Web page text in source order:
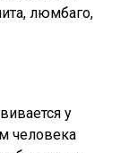
люмбаго,
у
человека